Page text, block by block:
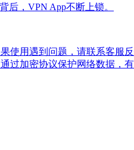
后，VPN App不断上锁。
使用遇到问题，请联系客
过加密协议保护网络数据，